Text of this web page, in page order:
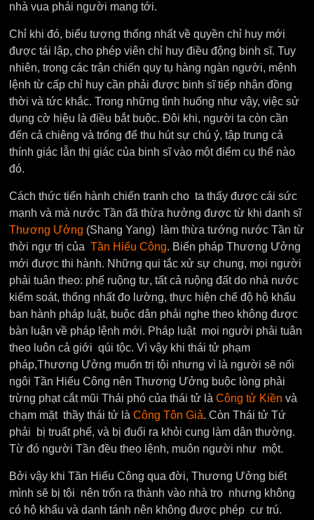
nhà vua phái người mang tới.
Chỉ khi đó, biểu tượng thống nhất về quyền chỉ huy mới
được tái lập, cho phép viên chỉ huy điều động binh sĩ. Tuy
nhiên, trong các trận chiến quy tụ hàng ngàn người, mệnh
lệnh từ cấp chỉ huy cần phải được binh sĩ tiếp nhận đồng
thời và tức khắc. Trong những tình huống như vậy, việc sử
dụng cờ hiệu là điều bắt buộc. Đôi khi, người ta còn cần
đến cả chiêng và trống để thu hút sự chú ý, tập trung cả
thính giác lẫn thị giác của binh sĩ vào một điểm cụ thể nào
đó.
Cách thức tiến hành chiến tranh cho ta thấy được cái sức
mạnh và mà nước Tần đã thừa hưởng được từ khi danh sĩ
Thương Ưởng (Shang Yang) làm thừa tướng nước Tần từ
thời ngự trị củaTần Hiếu Công. Biến pháp Thương Ưởng
mới được thi hành. Những qui tắc xử sự chung, mọi người
phải tuân theo: phế ruộng tư, tất cả ruộng đất do nhà nước
kiểm soát, thống nhất đo lường, thực hiện chế độ hộ khẩu
ban hành pháp luật, buộc dân phải nghe theo không được
bàn luận về pháp lệnh mới. Pháp luật mọi người phải tuân
theo luôn cả giới qúi tộc. Vì vậy khi thái tử phạm
pháp,Thương Ưởng muốn trị tội nhưng vì là người sẽ nối
ngôi Tần Hiếu Công nên Thương Ưởng buộc lòng phải
trừng phạt cắt mũi Thái phó của thái tử làCông tử Kiền và
chạm mặt thầy thái tử làCông Tôn Giả. Còn Thái tử Tứ
phải bị truất phế, và bị đuổi ra khỏi cung làm dân thường.
Từ đó người Tần đều theo lệnh, muôn người như một.
Bởi vậy khi Tần Hiếu Công qua đời, Thương Ưởng biết
mình sẽ bị tội nên trốn ra thành vào nhà trọ nhưng không
có hộ khẩu và danh tánh nên không được phép cư trú.